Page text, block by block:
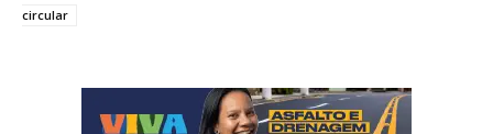
circular